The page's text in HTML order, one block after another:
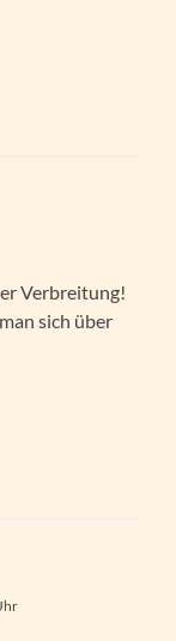
Verbreitung!
sich über